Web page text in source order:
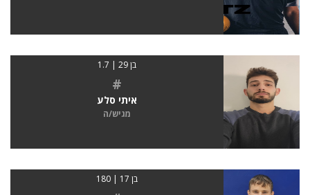
בן 29 | 1.7
#
איתי סלע
מגיש/ה
בן 17 | 180